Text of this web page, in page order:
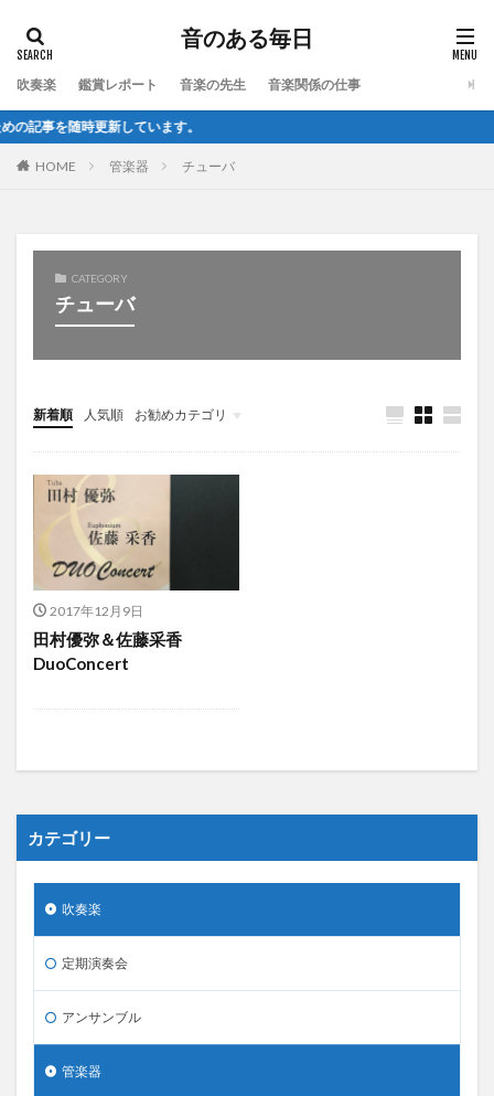
音のある毎日
吹奏楽 鑑賞レポート 音楽の先生 音楽関係の仕事
事を随時更新しています。
HOME 管楽器 チューバ
CATEGORY
チューバ
新着順 人気順 お勧めカテゴリ
未分類
2017年12月9日
田村優弥＆佐藤采香
DuoConcert
カテゴリー
吹奏楽
定期演奏会
アンサンブル
管楽器